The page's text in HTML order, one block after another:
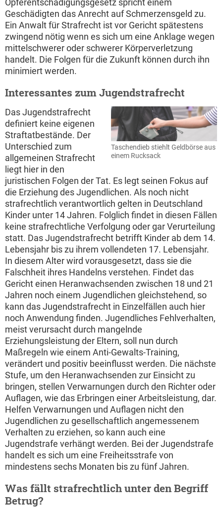
Opferentschädigungsgesetz spricht einem
Geschädigten das Anrecht auf Schmerzensgeld zu.
Ein Anwalt für Strafrecht ist vor Gericht spätestens
zwingend nötig wenn es sich um eine Anklage wegen
mittelschwerer oder schwerer Körperverletzung
handelt. Die Folgen für die Zukunft können durch ihn
minimiert werden.
Interessantes zum Jugendstrafrecht
Taschendieb stiehlt Geldbörse aus
einem Rucksack
Das Jugendstrafrecht
definiert keine eigenen
Straftatbestände. Der
Unterschied zum
allgemeinen Strafrecht
liegt hier in den
juristischen Folgen der Tat. Es legt seinen Fokus auf
die Erziehung des Jugendlichen. Als noch nicht
strafrechtlich verantwortlich gelten in Deutschland
Kinder unter 14 Jahren. Folglich findet in diesen Fällen
keine strafrechtliche Verfolgung oder gar Verurteilung
statt. Das Jugendstrafrecht betrifft Kinder ab dem 14.
Lebensjahr bis zu ihrem vollendeten 17. Lebensjahr.
In diesem Alter wird vorausgesetzt, dass sie die
Falschheit ihres Handelns verstehen. Findet das
Gericht einen Heranwachsenden zwischen 18 und 21
Jahren noch einem Jugendlichen gleichstehend, so
kann das Jugendstrafrecht in Einzelfällen auch hier
noch Anwendung finden. Jugendliches Fehlverhalten,
meist verursacht durch mangelnde
Erziehungsleistung der Eltern, soll nun durch
Maßregeln wie einem Anti-Gewalts-Training,
verändert und positiv beeinflusst werden. Die nächste
Stufe, um den Heranwachsenden zur Einsicht zu
bringen, stellen Verwarnungen durch den Richter oder
Auflagen, wie das Erbringen einer Arbeitsleistung, dar.
Helfen Verwarnungen und Auflagen nicht den
Jugendlichen zu gesellschaftlich angemessenem
Verhalten zu erziehen, so kann auch eine
Jugendstrafe verhängt werden. Bei der Jugendstrafe
handelt es sich um eine Freiheitsstrafe von
mindestens sechs Monaten bis zu fünf Jahren.
Was fällt strafrechtlich unter den Begriff
Betrug?